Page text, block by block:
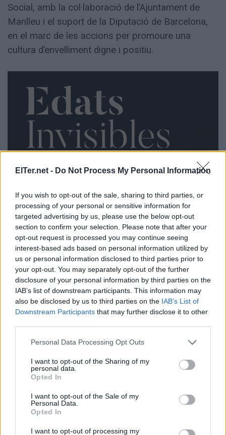
ElTer.net - Do Not Process My Personal Information
If you wish to opt-out of the sale, sharing to third parties, or
processing of your personal or sensitive information for
targeted advertising by us, please use the below opt-out
section to confirm your selection. Please note that after your
opt-out request is processed you may continue seeing
interest-based ads based on personal information utilized by
us or personal information disclosed to third parties prior to
your opt-out. You may separately opt-out of the further
disclosure of your personal information by third parties on the
IAB’s list of downstream participants. This information may
also be disclosed by us to third parties on the IAB’s List of
Downstream Participants that may further disclose it to other
Please note that this website/app uses one or more Google
not limited to your visit or usage behaviour. You may click to
grant or deny consent to Google and its third-party tags to
use your data for below specified purposes in below Google
consent section.
Personal Data Processing Opt Outs
I want to opt-out of the Sharing of my
personal data.
Opted In
I want to opt-out of the Sale of my
Personal Data.
Opted In
I want to opt-out of processing my
Social, amb la col·laboració de l’Ajuntament de
Manlleu i el suport de la Diputació de Barcelona,
en el marc de les accions per promoure una
cultura d’envelliment digne i positiu.